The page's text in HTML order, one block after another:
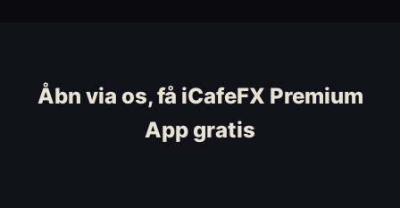
Åbn via os, få iCafeFX Premium
App gratis